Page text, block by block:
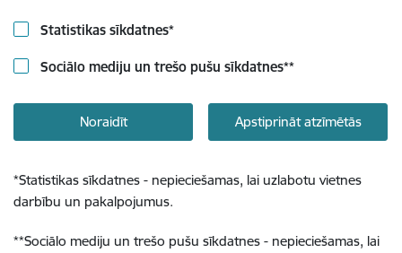
Statistikas sīkdatnes*
Sociālo mediju un trešo pušu sīkdatnes**
Noraidīt Apstiprināt atzīmētās
*Statistikas sīkdatnes - nepieciešamas, lai uzlabotu vietnes
darbību un pakalpojumus.
**Sociālo mediju un trešo pušu sīkdatnes - nepieciešamas, lai